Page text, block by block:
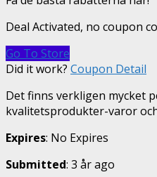
Deal Activated, no coupon
Go To Store
Did it work? Coupon Detail
Det finns verkligen mycket
kvalitetsprodukter-varor
Expires: No Expires
Submitted: 3 år ago